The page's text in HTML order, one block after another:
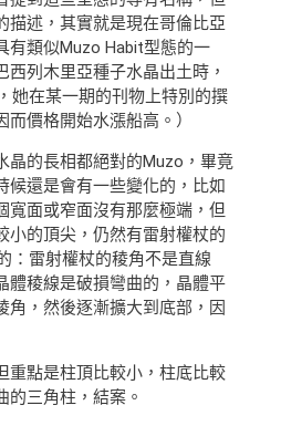
描述，其實就是現在哥倫比亞
有類似Muzo Habit型態的一
列木里亞種子水晶出土時，
她在某一期的刊物上特別的撰
價格開始水漲船高。）
晶的長相都絕對的Muzo，畢竟
候還是會有一些變化的，比如
寬面或窄面沒有那麼極端，但
小的頂尖，仍然有雷射權杖的
：雷射權杖的稜角不是直線
體稜線是破損彎曲的，晶體平
角，然後逐漸擴大到底部，因
重點是柱頂比較小，柱底比較
的三角柱，結案。